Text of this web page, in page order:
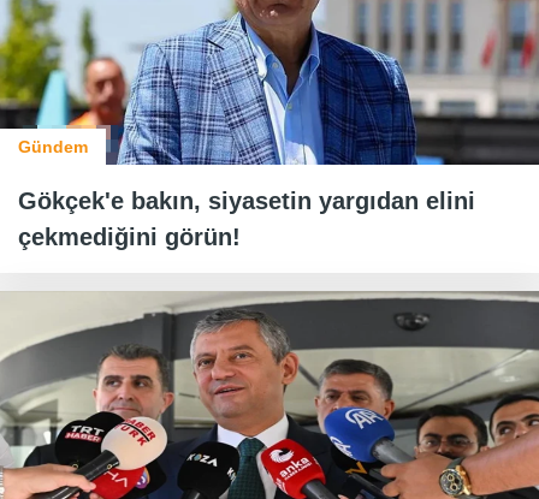
Gündem
Gökçek'e bakın, siyasetin yargıdan elini
çekmediğini görün!